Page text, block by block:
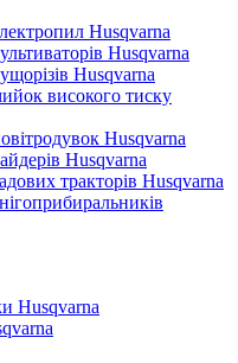
Husqvarna
Husqvarna
Husqvarna
високого тиску
Husqvarna
Husqvarna
тракторів Husqvarna
Husqvarna